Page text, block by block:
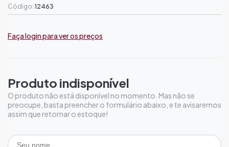
Código: 12463
Faça login para ver os preços
Produto indisponível
O produto não está disponível no momento. Mas não se
preocupe, basta preencher o formulário abaixo, e te avisaremos
assim que retornar o estoque!